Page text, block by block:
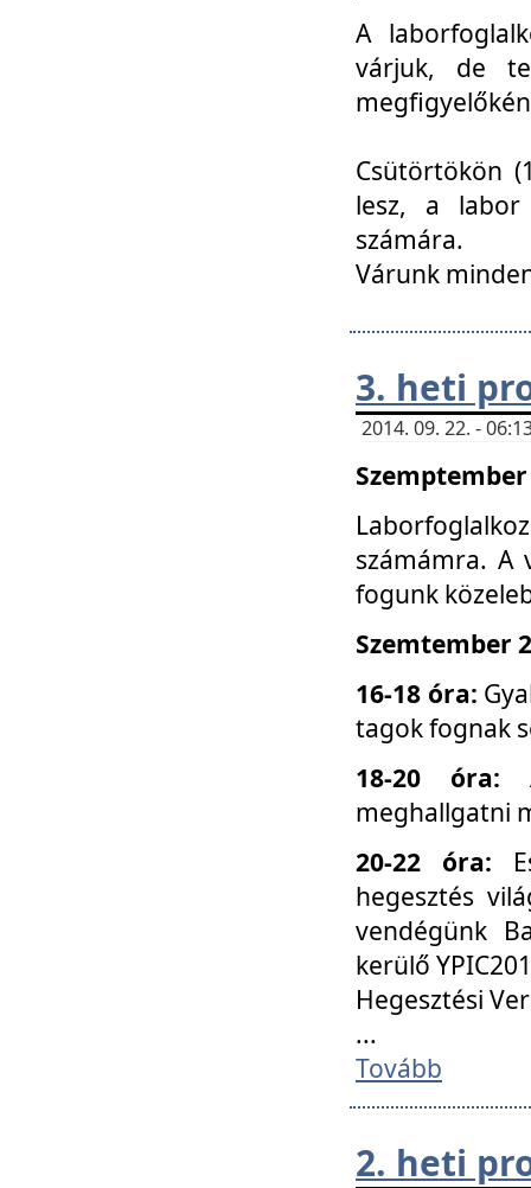
A
várjuk, de
Csütörtökön
lesz, a labor
számára.
Várunk
3. heti
2014. 09. 22. -
számámra. A
fogunk
Szemtember
16-18 óra:
tagok fognak
18-20 óra:
meghallgatni
20-22 óra:
hegesztés
vendégünk
kerülő
Hegesztési
...
Tovább
2. heti